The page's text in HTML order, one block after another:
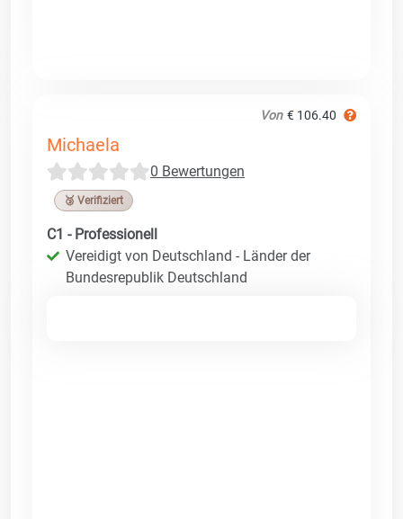
Von € 106.40
Michaela
0 Bewertungen
🥉 Verifiziert
C1 - Professionell
Vereidigt von Deutschland - Länder der
Bundesrepublik Deutschland